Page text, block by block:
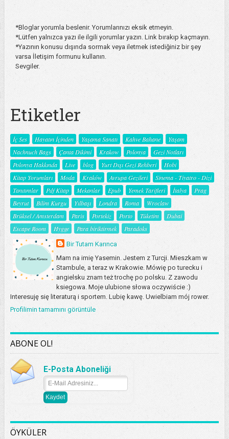
*Bloglar yorumla beslenir. Yorumlarınızı eksik etmeyin.
*Lütfen yalnızca yazı ile ilgili yorumlar yazın. Link bırakıp kaçmayın.
*Yazının konusu dışında sormak veya iletmek istediğiniz bir şey
varsa İletişim formunu kullanın.
Sevgiler.
Etiketler
İç Ses Hayatın İçinden Yaşama Sanatı Kahve Bahane
Yaşam
Nachnuch Bags
Çanta Dikimi Krakow Polonya
Gezi Notları
Polonya Hakkında
Live blog Yurt Dışı Gezi Rehberi
Hobi
Kitap Yorumları
Moda Kraków Avrupa Gezileri
Sinema - Tiyatro - Dizi
Tanıtımlar
Pdf Kitap Mekanlar Epub Yemek Tarifleri İtalya
Prag
Beyrut
Bilim Kurgu Yılbaşı Londra Roma
Wroclaw
Brüksel / Amsterdam
Paris Portekiz Porto Tüketim
Dubai
Escape Room
Hygge Para biriktirmek Paradoks
Bir Tutam Karınca
Mam na imię Yasemin. Jestem z Turcji. Mieszkam w
Stambule, a teraz w Krakowie. Mówię po turecku i
angielsku znam też trochę po polsku. Z zawodu
ksiegowa. Moje ulubione słowa oczywiście :)
Interesuję się literaturą i sportem. Lubię kawę. Uwielbiam mój rower.
Profilimin tamamını görüntüle
ABONE OL!
E-Posta Aboneliği
ÖYKÜLER